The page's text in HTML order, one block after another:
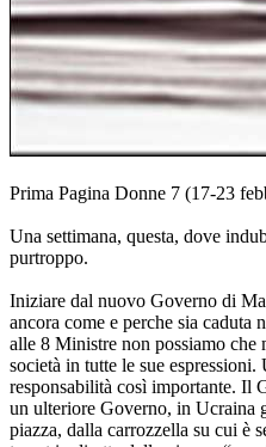
Prima Pagina Donne 7 (17-23
Una settimana, questa, dove
purtroppo.
Iniziare dal nuovo Governo di
ancora come e perche sia
alle 8 Ministre non possiamo che
società in tutte le sue
responsabilità così importante. Il
un ulteriore Governo, in Ucraina
piazza, dalla carrozzella su cui è